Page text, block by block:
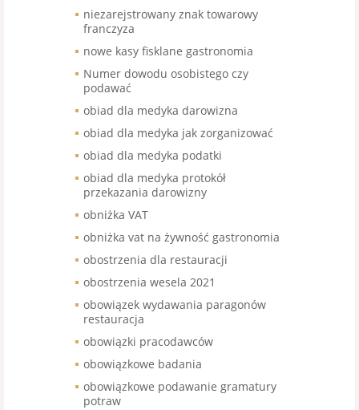
niezarejstrowany znak towarowy
franczyza
nowe kasy fisklane gastronomia
Numer dowodu osobistego czy
podawać
obiad dla medyka darowizna
obiad dla medyka jak zorganizować
obiad dla medyka podatki
obiad dla medyka protokół
przekazania darowizny
obniżka VAT
obniżka vat na żywność gastronomia
obostrzenia dla restauracji
obostrzenia wesela 2021
obowiązek wydawania paragonów
restauracja
obowiązki pracodawców
obowiązkowe badania
obowiązkowe podawanie gramatury
potraw